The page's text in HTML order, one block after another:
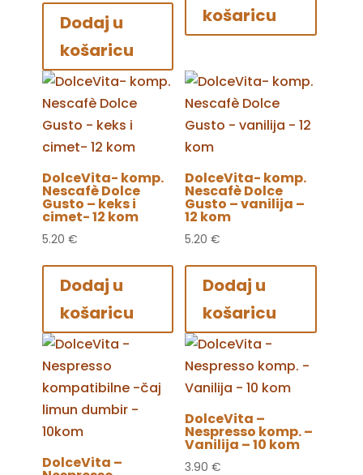
Dodaj u
košaricu
košaricu
DolceVita- komp.
Nescafè Dolce
Gusto – keks i
cimet- 12 kom
5.20 €
Dodaj u
košaricu
DolceVita- komp.
Nescafè Dolce
Gusto – vanilija –
12 kom
5.20€
Dodaj u
košaricu
DolceVita –
DolceVita –
Nespresso komp. –
Vanilija – 10 kom
3.90€